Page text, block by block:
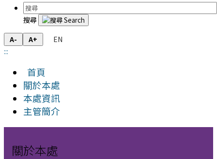
搜尋
A- A+
EN
:::
首頁
關於本處
本處資訊
主管簡介
關於本處